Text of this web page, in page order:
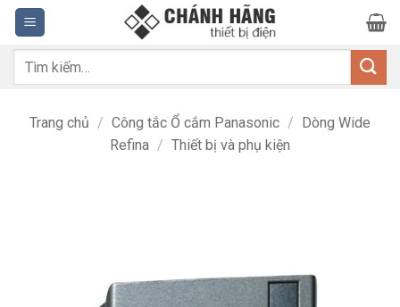
Bỏ
qua
nội
dung
Tìm
Trang chủ / Công tắc Ổ cắm Panasonic / Dòng Wide
Refina / Thiết bị và phụ kiện